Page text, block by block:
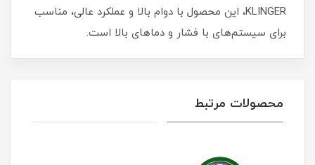
KLINGER، این محصول با دوام بالا و عملکرد عالی، مناسب
برای سیستم‌های با فشار و دماهای بالا است.
محصولات مرتبط